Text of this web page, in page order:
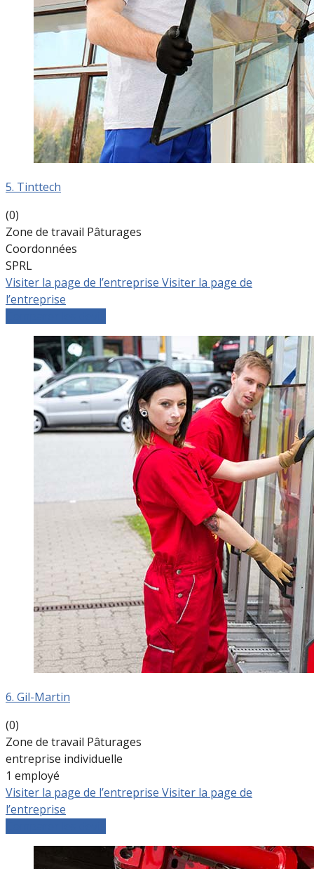
5. Tinttech
(0)
Zone de travail Pâturages
Coordonnées
SPRL
Visiter la page de l’entreprise Visiter la page de
l’entreprise
6. Gil-Martin
(0)
Zone de travail Pâturages
entreprise individuelle
1 employé
Visiter la page de l’entreprise Visiter la page de
l’entreprise